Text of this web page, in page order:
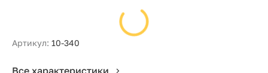
Артикул: 10-340
Все характеристики